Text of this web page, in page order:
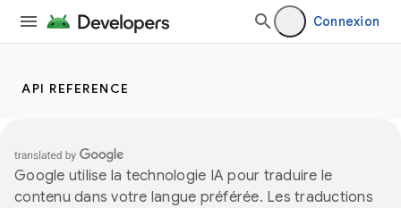
Connexion
API REFERENCE
Google utilise la technologie IA pour traduire le
contenu dans votre langue préférée. Les traductions